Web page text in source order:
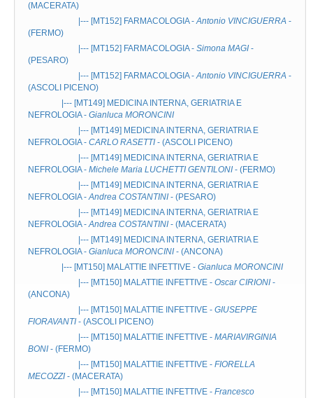
(MACERATA)
|--- [MT152] FARMACOLOGIA-Antonio VINCIGUERRA -
(FERMO)
|--- [MT152] FARMACOLOGIA- Simona MAGI -
(PESARO)
|--- [MT152] FARMACOLOGIA-Antonio VINCIGUERRA -
(ASCOLI PICENO)
|--- [MT149] MEDICINA INTERNA, GERIATRIA E
NEFROLOGIA- Gianluca MORONCINI
|--- [MT149] MEDICINA INTERNA, GERIATRIA E
NEFROLOGIA- CARLO RASETTI- (ASCOLI PICENO)
|--- [MT149] MEDICINA INTERNA, GERIATRIA E
NEFROLOGIA- Michele Maria LUCHETTI GENTILONI - (FERMO)
|--- [MT149] MEDICINA INTERNA, GERIATRIA E
NEFROLOGIA-Andrea COSTANTINI - (PESARO)
|--- [MT149] MEDICINA INTERNA, GERIATRIA E
NEFROLOGIA-Andrea COSTANTINI - (MACERATA)
|--- [MT149] MEDICINA INTERNA, GERIATRIA E
NEFROLOGIA- Gianluca MORONCINI - (ANCONA)
|--- [MT150] MALATTIE INFETTIVE - Gianluca MORONCINI
|--- [MT150] MALATTIE INFETTIVE - Oscar CIRIONI-
(ANCONA)
|--- [MT150] MALATTIE INFETTIVE - GIUSEPPE
FIORAVANTI - (ASCOLI PICENO)
|--- [MT150] MALATTIE INFETTIVE - MARIAVIRGINIA
BONI - (FERMO)
|--- [MT150] MALATTIE INFETTIVE - FIORELLA
MECOZZI - (MACERATA)
|--- [MT150] MALATTIE INFETTIVE - Francesco